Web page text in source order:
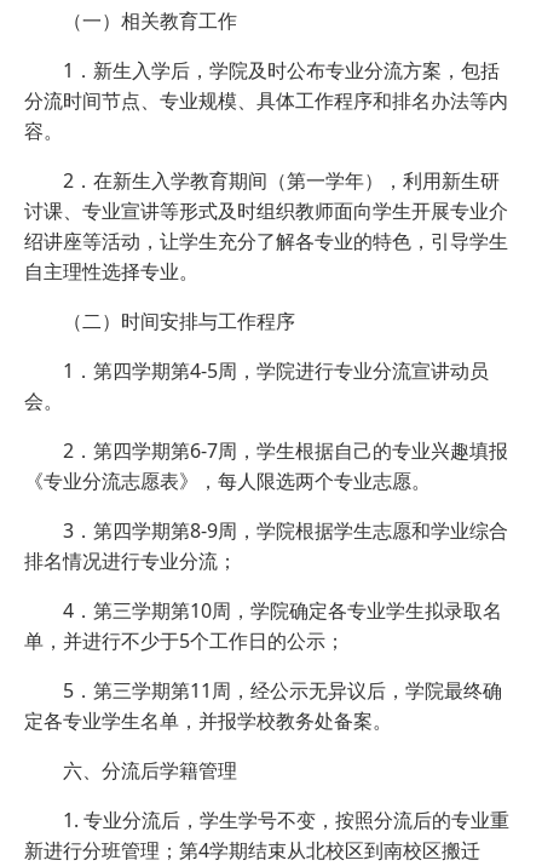
（一）相关教育工作
1．新生入学后，学院及时公布专业分流方案，包括
分流时间节点、专业规模、具体工作程序和排名办法等内
容。
2．在新生入学教育期间（第一学年），利用新生研
讨课、专业宣讲等形式及时组织教师面向学生开展专业介
绍讲座等活动，让学生充分了解各专业的特色，引导学生
自主理性选择专业。
（二）时间安排与工作程序
1．第四学期第4-5周，学院进行专业分流宣讲动员
会。
2．第四学期第6-7周，学生根据自己的专业兴趣填报
《专业分流志愿表》，每人限选两个专业志愿。
3．第四学期第8-9周，学院根据学生志愿和学业综合
排名情况进行专业分流；
4．第三学期第10周，学院确定各专业学生拟录取名
单，并进行不少于5个工作日的公示；
5．第三学期第11周，经公示无异议后，学院最终确
定各专业学生名单，并报学校教务处备案。
六、分流后学籍管理
1. 专业分流后，学生学号不变，按照分流后的专业重
新进行分班管理；第4学期结束从北校区到南校区搬迁